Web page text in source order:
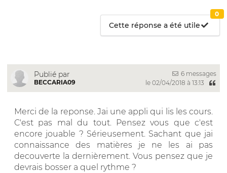
Cette réponse a été utile
0
Publié par
BECCARIA09
6 messages
le 02/04/2018 à 13:13
Merci de la reponse. Jai une appli qui lis les cours.
C'est pas mal du tout. Pensez vous que c'est
encore jouable ? Sérieusement. Sachant que jai
connaissance des matières je ne les ai pas
decouverte la dernièrement. Vous pensez que je
devrais bosser a quel rythme ?